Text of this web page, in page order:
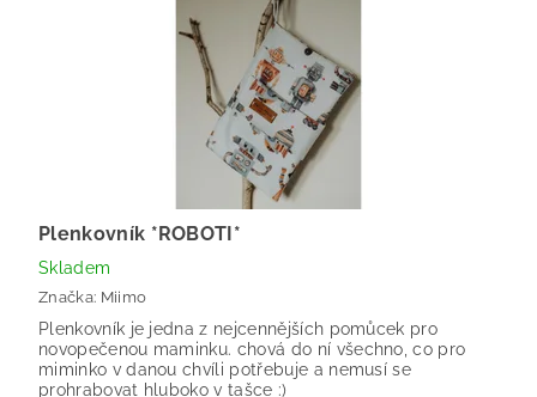
Plenkovník *ROBOTI*
Skladem
Značka: Miimo
Plenkovník je jedna z nejcennějších pomůcek pro
novopečenou maminku. chová do ní všechno, co pro
miminko v danou chvíli potřebuje a nemusí se
prohrabovat hluboko v tašce :)